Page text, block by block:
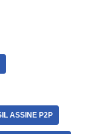
ASSINE P2P